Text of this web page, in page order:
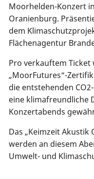
Moorhelden-Konzert
Oranienburg.
dem
Flächenagentur
Pro verkauftem Ticket
„MoorFutures“-
die entstehenden
eine klimafreundliche
Konzertabends
Das „Keimzeit
werden an diesem
Umwelt- und